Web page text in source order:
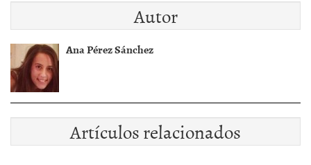
Autor
Ana Pérez Sánchez
Artículos relacionados